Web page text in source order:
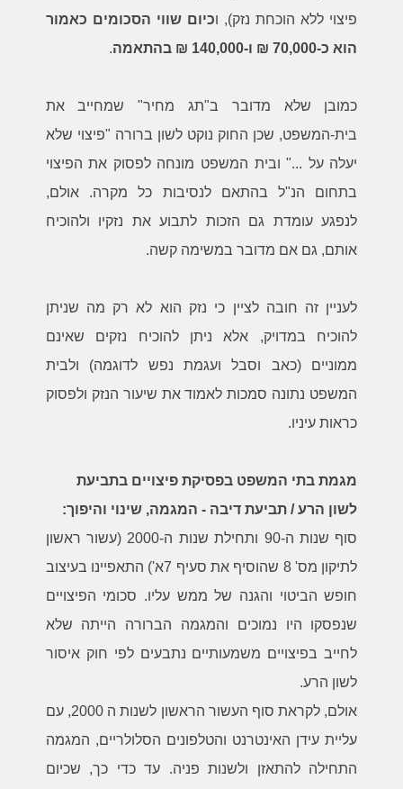
פיצוי ללא הוכחת נזק), וכיום שווי הסכומים כאמור
הוא כ-70,000 ₪ ו-140,000 ₪ בהתאמה
.
כמובן שלא מדובר ב"תג מחיר" שמחייב את
בית-המשפט, שכן החוק נוקט לשון ברורה "פיצוי שלא
יעלה על ..." ובית המשפט מונחה לפסוק את הפיצוי
בתחום הנ"ל בהתאם לנסיבות כל מקרה. אולם,
לנפגע עומדת גם הזכות לתבוע את נזקיו ולהוכיח
אותם, גם אם מדובר במשימה קשה.
לעניין זה חובה לציין כי נזק הוא לא רק מה שניתן
להוכיח במדויק, אלא ניתן להוכיח נזקים שאינם
ממוניים (כאב וסבל ועגמת נפש לדוגמה) ולבית
המשפט נתונה סמכות לאמוד את שיעור הנזק ולפסוק
כראות עיניו.
מגמת בתי המשפט בפסיקת פיצויים בתביעת
לשון הרע / תביעת דיבה - המגמה, שינוי והיפוך:
סוף שנות ה-90 ותחילת שנות ה-2000 (עשור ראשון
לתיקון מס' 8 שהוסיף את סעיף 7א') התאפיינו בעיצוב
חופש הביטוי והגנה של ממש עליו. סכומי הפיצויים
שנפסקו היו נמוכים והמגמה הברורה הייתה שלא
לחייב בפיצויים משמעותיים נתבעים לפי חוק איסור
לשון הרע.
אולם, לקראת סוף העשור הראשון לשנות ה 2000, עם
עליית עידן האינטרנט והטלפונים הסלולריים, המגמה
התחילה להתאזן ולשנות פניה. עד כדי כך, שכיום